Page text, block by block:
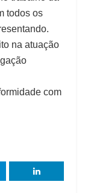
todos os
na atuação
com